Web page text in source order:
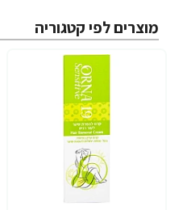
מוצרים לפי קטגוריה